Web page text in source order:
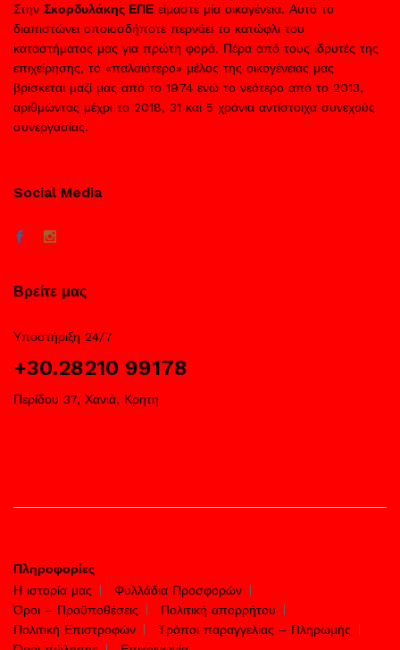
Στην Σκορδυλάκης ΕΠΕ είμαστε μία οικογένεια. Αυτό το
διαπιστώνει οποιοσδήποτε περνάει το κατώφλι του
καταστήματος μας για πρώτη φορά. Πέρα από τους ιδρυτές της
επιχείρησης, το «παλαιότερο» μέλος της οικογένειας μας
βρίσκεται μαζί μας από το 1974 ενώ το νεότερο από το 2013,
αριθμώντας μέχρι το 2018, 31 και 5 χρόνια αντίστοιχα συνεχούς
συνεργασίας.
Social Media
Βρείτε μας
Υποστήριξη 24/7
+30.28210 99178
Περίδου 37, Χανιά, Κρήτη
Πληροφορίες
Η ιστορία μας
Φυλλάδια Προσφορών
Όροι – Προϋποθέσεις
Πολιτική απορρήτου
Πολιτική Επιστροφών
Τρόποι παραγγελίας – Πληρωμής